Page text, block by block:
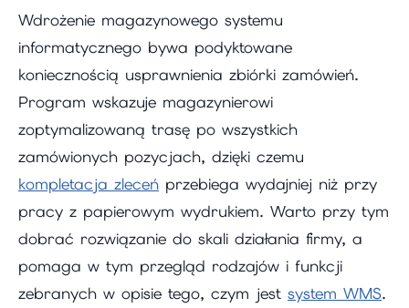
Wdrożenie magazynowego systemu
informatycznego bywa podyktowane
koniecznością usprawnienia zbiórki zamówień.
Program wskazuje magazynierowi
zoptymalizowaną trasę po wszystkich
zamówionych pozycjach, dzięki czemu
kompletacja zleceń przebiega wydajniej niż przy
pracy z papierowym wydrukiem. Warto przy tym
dobrać rozwiązanie do skali działania firmy, a
pomaga w tym przegląd rodzajów i funkcji
zebranych w opisie tego, czym jest system WMS.